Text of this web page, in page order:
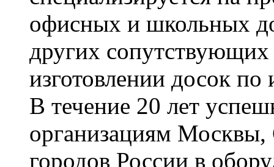
офисных и школьных
других сопутствующих
изготовлении досок по
В течение 20 лет
организациям Москвы,
городов России в